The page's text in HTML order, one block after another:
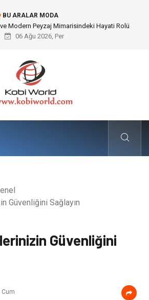
BU ARALAR MODA
İle Kesintisiz ve Güvenli Lojistik Çözümleri
06 Ağu 2026, Per
Güvenliğini Sağlayın
Güvenliğini